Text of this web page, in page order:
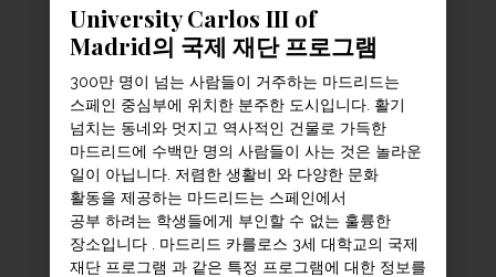
University Carlos III of
Madrid의 국제 재단 프로그램
300만 명이 넘는 사람들이 거주하는 마드리드는
스페인 중심부에 위치한 분주한 도시입니다. 활기
넘치는 동네와 멋지고 역사적인 건물로 가득한
마드리드에 수백만 명의 사람들이 사는 것은 놀라운
일이 아닙니다. 저렴한 생활비 와 다양한 문화
활동을 제공하는 마드리드는 스페인에서
공부 하려는 학생들에게 부인할 수 없는 훌륭한
장소입니다 . 마드리드 카를로스 3세 대학교의 국제
재단 프로그램 과 같은 특정 프로그램에 대한 정보를